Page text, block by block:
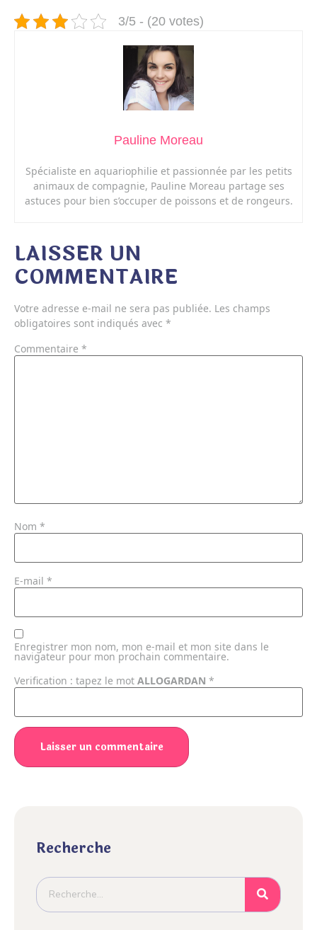
3/5 - (20 votes)
Pauline Moreau
Spécialiste en aquariophilie et passionnée par les petits
animaux de compagnie, Pauline Moreau partage ses
astuces pour bien s’occuper de poissons et de rongeurs.
LAISSER UN
COMMENTAIRE
Votre adresse e-mail ne sera pas publiée. Les champs
obligatoires sont indiqués avec *
Commentaire *
Nom *
E-mail *
Enregistrer mon nom, mon e-mail et mon site dans le
navigateur pour mon prochain commentaire.
Verification : tapez le mot ALLOGARDAN *
Recherche